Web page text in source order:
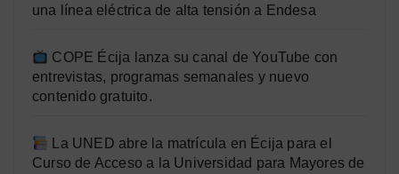
una línea eléctrica de alta tensión a Endesa
COPE Écija lanza su canal de YouTube con
entrevistas, programas semanales y nuevo
contenido gratuito.
La UNED abre la matrícula en Écija para el
Curso de Acceso a la Universidad para Mayores de